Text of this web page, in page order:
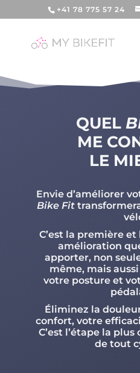
+41 78 775 57 24
QUEL
ME
LE
Envie d’améliorer
Bike Fit
C’est la première
amélioration
apporter, non
même, mais
votre posture et
Éliminez la
confort, votre
C’est l’étape la
de tout